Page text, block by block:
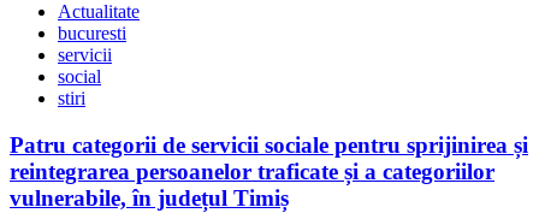
Actualitate
bucuresti
servicii
social
stiri
Patru categorii de servicii sociale pentru sprijinirea și
reintegrarea persoanelor traficate și a categoriilor
vulnerabile, în județul Timiș